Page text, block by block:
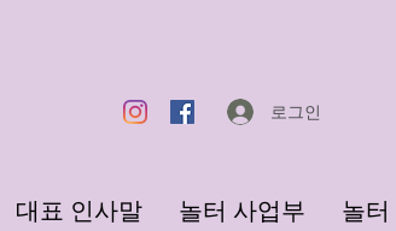
로그인
대표 인사말 놀터 사업부 놀터